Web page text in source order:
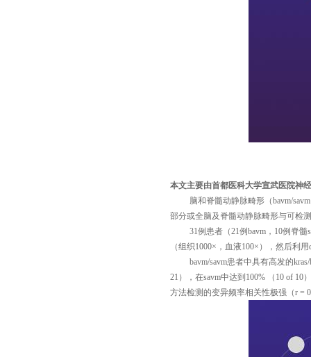
本文主要由首都医科大学宣武医院神
脑和脊髓动静脉畸形（bavm/savm
部分或全脑及脊髓动静脉畸形与可检
31例患者（21例bavm ， 10例脊髓
（组织1000×，血液100×），然后利用
bavm/savm患者中具有高发的
21 ），在savm中达到 100% （ 10 of 10
方法检测的变异频率相关性极强（r =